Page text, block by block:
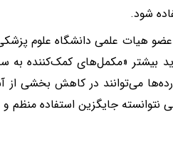
شود.
هیات علمی دانشگاه علوم
بیشتر «مکمل‌های کمک‌کننده
می‌توانند در کاهش بخشی
نتوانسته جایگزین استفاده